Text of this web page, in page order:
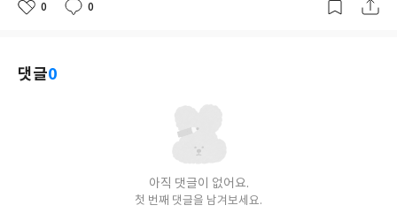
좋
0
댓
0
작
댓글0
아직 댓글이 없어요.
첫 번째 댓글을 남겨보세요.